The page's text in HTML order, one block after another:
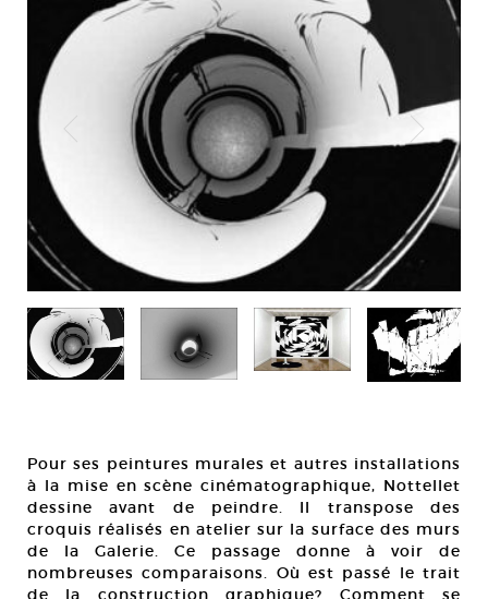
Pour ses peintures murales et autres installations
à la mise en scène cinématographique, Nottellet
dessine avant de peindre. Il transpose des
croquis réalisés en atelier sur la surface des murs
de la Galerie. Ce passage donne à voir de
nombreuses comparaisons. Où est passé le trait
de la construction graphique? Comment se